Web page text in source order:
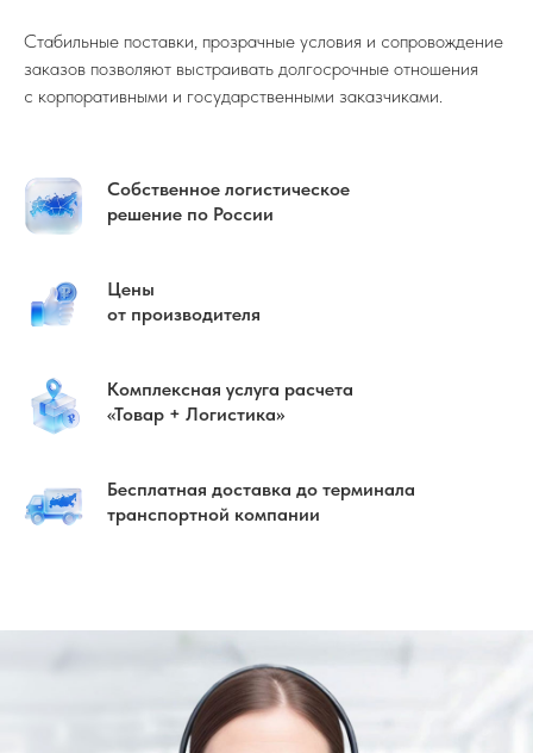
Стабильные поставки, прозрачные условия и сопровождение
заказов позволяют выстраивать долгосрочные отношения
с корпоративными и государственными заказчиками.
Собственное логистическое
решение по России
Цены
от производителя
Комплексная услуга расчета
«Товар + Логистика»
Бесплатная доставка до терминала
транспортной компании